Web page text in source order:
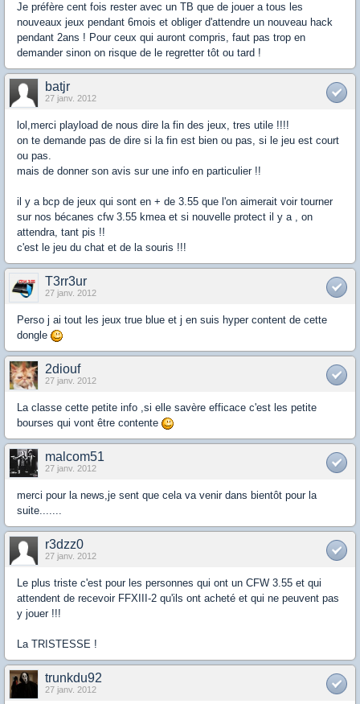
Je préfère cent fois rester avec un TB que de jouer a tous les
nouveaux jeux pendant 6mois et obliger d'attendre un nouveau hack
pendant 2ans ! Pour ceux qui auront compris, faut pas trop en
demander sinon on risque de le regretter tôt ou tard !
batjr
27 janv. 2012
lol,merci playload de nous dire la fin des jeux, tres utile !!!!
on te demande pas de dire si la fin est bien ou pas, si le jeu est court
ou pas.
mais de donner son avis sur une info en particulier !!
il y a bcp de jeux qui sont en + de 3.55 que l'on aimerait voir tourner
sur nos bécanes cfw 3.55 kmea et si nouvelle protect il y a , on
attendra, tant pis !!
c'est le jeu du chat et de la souris !!!
T3rr3ur
27 janv. 2012
Perso j ai tout les jeux true blue et j en suis hyper content de cette
dongle
2diouf
27 janv. 2012
La classe cette petite info ,si elle savère efficace c'est les petite
bourses qui vont être contente
malcom51
27 janv. 2012
merci pour la news,je sent que cela va venir dans bientôt pour la
suite.......
r3dzz0
27 janv. 2012
Le plus triste c'est pour les personnes qui ont un CFW 3.55 et qui
attendent de recevoir FFXIII-2 qu'ils ont acheté et qui ne peuvent pas
y jouer !!!
La TRISTESSE !
trunkdu92
27 janv. 2012